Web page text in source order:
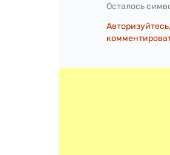
Осталось